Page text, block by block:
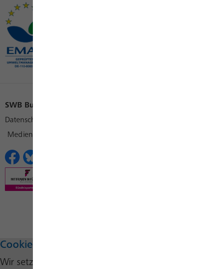
SWB Bus und Bahn
Datenschutz
Medienkontakt
Cookie-Hinweis
Wir setzen auf unserer Website Cookies ein. Einige